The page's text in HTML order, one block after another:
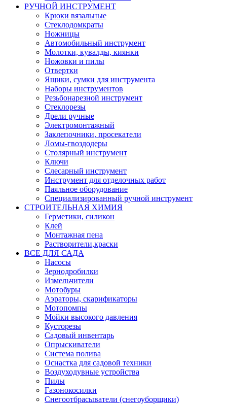
РУЧНОЙ ИНСТРУМЕНТ
Крюки вязальные
Стеклодомкраты
Ножницы
Автомобильный инструмент
Молотки, кувалды, киянки
Ножовки и пилы
Отвертки
Ящики, сумки для инструмента
Наборы инструментов
Резьбонарезной инструмент
Стеклорезы
Дрели ручные
Электромонтажный
Заклепочники, просекатели
Ломы-гвоздодеры
Столярный инструмент
Ключи
Слесарный инструмент
Инструмент для отделочных работ
Паяльное оборудование
Специализированный ручной инструмент
СТРОИТЕЛЬНАЯ ХИМИЯ
Герметики, силикон
Клей
Монтажная пена
Растворители,краски
ВСЕ ДЛЯ САДА
Насосы
Зернодробилки
Измельчители
Мотобуры
Аэраторы, скарификаторы
Мотопомпы
Мойки высокого давления
Кусторезы
Садовый инвентарь
Опрыскиватели
Система полива
Оснастка для садовой техники
Воздуходувные устройства
Пилы
Газонокосилки
Снегоотбрасыватели (снегоуборщики)